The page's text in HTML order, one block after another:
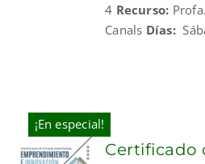
4 Recurso:
Canals Días:
¡En especial!
Certificado